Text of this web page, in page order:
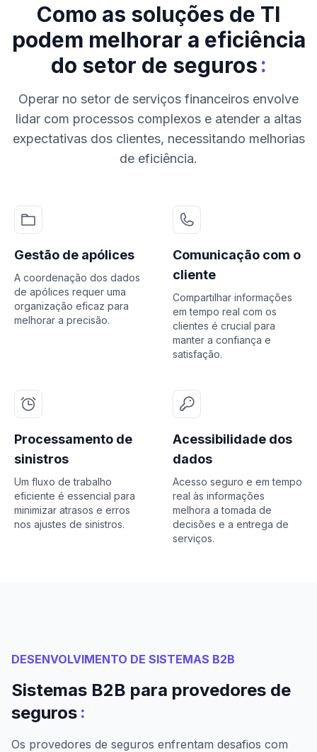
Como as soluções de TI
podem melhorar a eficiência
do setor de seguros:
Operar no setor de serviços financeiros envolve
lidar com processos complexos e atender a altas
expectativas dos clientes, necessitando melhorias
de eficiência.
Gestão de apólices
A coordenação dos dados
de apólices requer uma
organização eficaz para
melhorar a precisão.
Comunicação com o
cliente
Compartilhar informações
em tempo real com os
clientes é crucial para
manter a confiança e
satisfação.
Processamento de
sinistros
Um fluxo de trabalho
eficiente é essencial para
minimizar atrasos e erros
nos ajustes de sinistros.
Acessibilidade dos
dados
Acesso seguro e em tempo
real às informações
melhora a tomada de
decisões e a entrega de
serviços.
DESENVOLVIMENTO DE SISTEMAS B2B
Sistemas B2B para provedores de
seguros :
Os provedores de seguros enfrentam desafios com